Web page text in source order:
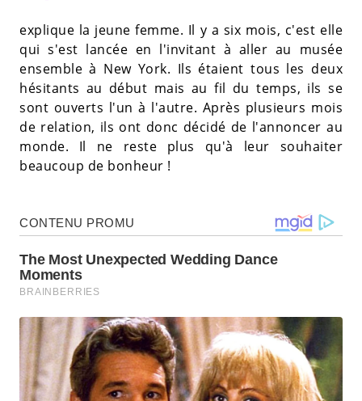
explique la jeune femme. Il y a six mois, c'est elle
qui s'est lancée en l'invitant à aller au musée
ensemble à New York. Ils étaient tous les deux
hésitants au début mais au fil du temps, ils se
sont ouverts l'un à l'autre. Après plusieurs mois
de relation, ils ont donc décidé de l'annoncer au
monde. Il ne reste plus qu'à leur souhaiter
beaucoup de bonheur !